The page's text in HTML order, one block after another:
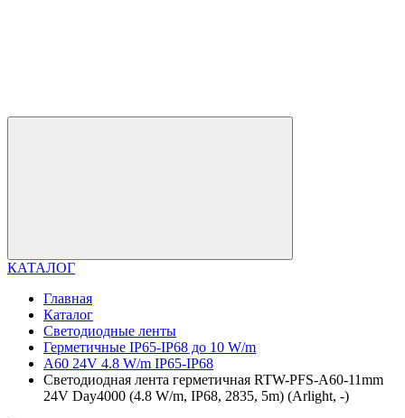
КАТАЛОГ
Главная
Каталог
Светодиодные ленты
Герметичные IP65-IP68 до 10 W/m
A60 24V 4.8 W/m IP65-IP68
Светодиодная лента герметичная RTW-PFS-A60-11mm
24V Day4000 (4.8 W/m, IP68, 2835, 5m) (Arlight, -)